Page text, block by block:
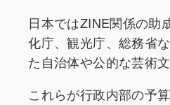
日本ではZINE関係の助
化庁、観光庁、総務省
た自治体や公的な芸術
これらが行政内部の予